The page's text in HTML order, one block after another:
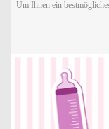
Um Ihnen ein